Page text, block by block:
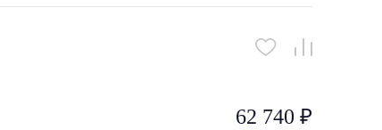
62 740 ₽